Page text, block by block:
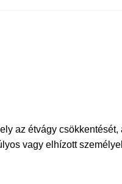
az étvágy csökkentését,
vagy elhízott